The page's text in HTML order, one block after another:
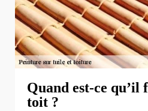
Quand est-ce qu’il
toit ?